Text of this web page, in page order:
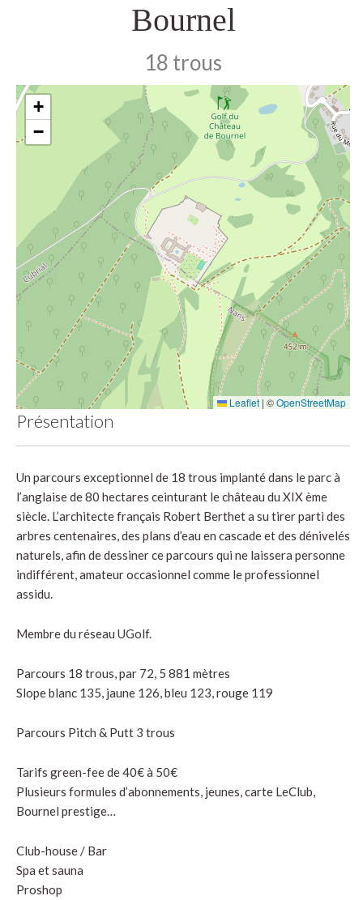
Bournel
18 trous
+
−
Leaflet | ©OpenStreetMap
Présentation
Un parcours exceptionnel de 18 trous implanté dans le parc à
l’anglaise de 80 hectares ceinturant le château du XIX ème
siècle. L’architecte français Robert Berthet a su tirer parti des
arbres centenaires, des plans d’eau en cascade et des dénivelés
naturels, afin de dessiner ce parcours qui ne laissera personne
indifférent, amateur occasionnel comme le professionnel
assidu.
Membre du réseau UGolf.
Parcours 18 trous, par 72, 5 881 mètres
Slope blanc 135, jaune 126, bleu 123, rouge 119
Parcours Pitch & Putt 3 trous
Tarifs green-fee de 40€ à 50€
Plusieurs formules d’abonnements, jeunes, carte LeClub,
Bournel prestige…
Club-house / Bar
Spa et sauna
Proshop